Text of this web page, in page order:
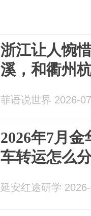
浙江让人惋
溪，和衢州
菲语说世界 2026-
2026年7月
车转运怎么
延安红途研学